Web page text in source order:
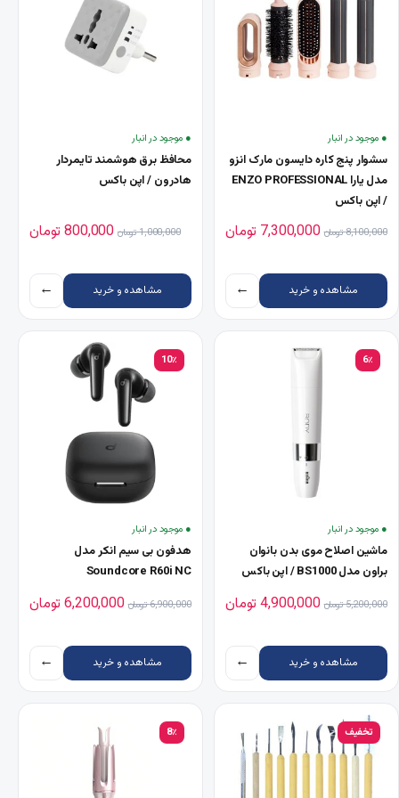
● موجود در انبار
سشوار پنج کاره دایسون مارک انزو
مدل یارا ENZO PROFESSIONAL
/ اپن باکس
8,100,000تومان قیمت اصلی 8,100,000 تومان بود.
7,300,000 تومانقیمت فعلی 7,300,000 تومان است.
مشاهده و خرید ←
● موجود در انبار
محافظ برق هوشمند تایمردار
هادرون / اپن باکس
1,000,000تومان قیمت اصلی 1,000,000 تومان بود.
800,000 تومانقیمت فعلی
مشاهده و خرید ←
6٪
● موجود در انبار
ماشین اصلاح موی بدن بانوان
براون مدل BS1000 / اپن باکس
5,200,000تومان قیمت اصلی 5,200,000 تومان بود.
4,900,000 تومانقیمت فعلی 4,900,000 تومان است.
مشاهده و خرید ←
10٪
● موجود در انبار
هدفون بی سیم انکر مدل
Soundcore R60i NC
6,900,000تومان قیمت اصلی 6,900,000 تومان بود.
6,200,000 تومانقیمت فعلی
مشاهده و خرید ←
تخفیف 8٪